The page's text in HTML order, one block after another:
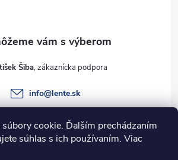
cookie. Ďalším prechádzaním
súhlas s ich používaním. Viac
Šiba
info@lente.sk